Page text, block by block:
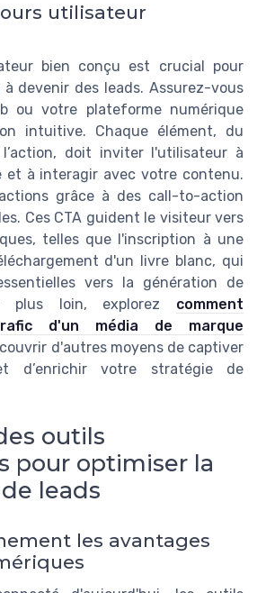
utilisateur
bien conçu est crucial pour
devenir des leads. Assurez-vous
ou votre plateforme numérique
intuitive. Chaque élément, du
l’action, doit inviter l'utilisateur à
et à interagir avec votre contenu.
grâce à des call-to-action
Ces CTA guident le visiteur vers
telles que l'inscription à une
d'un livre blanc, qui
vers la génération de
plus loin, explorez comment
d'un média de marque
d'autres moyens de captiver
d’enrichir votre stratégie de
outils
pour optimiser la
leads
les avantages